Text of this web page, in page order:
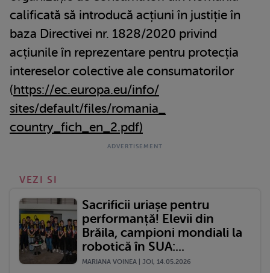
calificată să introducă acțiuni în justiție în
baza Directivei nr. 1828/2020 privind
acțiunile în reprezentare pentru protecția
intereselor colective ale consumatorilor
(https://ec.europa.eu/info/
sites/default/files/romania_
country_fich_en_2.pdf)
VEZI SI
Sacrificii uriașe pentru
performanță! Elevii din
Brăila, campioni mondiali la
robotică în SUA:...
MARIANA VOINEA | JOI, 14.05.2026